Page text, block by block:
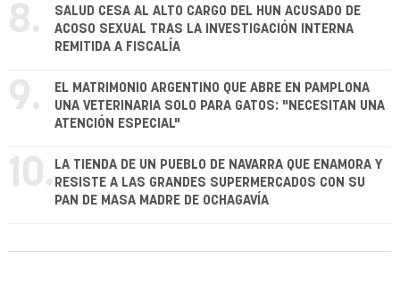
8.
SALUD CESA AL ALTO CARGO DEL HUN ACUSADO DE
ACOSO SEXUAL TRAS LA INVESTIGACIÓN INTERNA
REMITIDA A FISCALÍA
9.
EL MATRIMONIO ARGENTINO QUE ABRE EN PAMPLONA
UNA VETERINARIA SOLO PARA GATOS: "NECESITAN UNA
ATENCIÓN ESPECIAL"
10. LA TIENDA DE UN PUEBLO DE NAVARRA QUE ENAMORA Y
RESISTE A LAS GRANDES SUPERMERCADOS CON SU
PAN DE MASA MADRE DE OCHAGAVÍA